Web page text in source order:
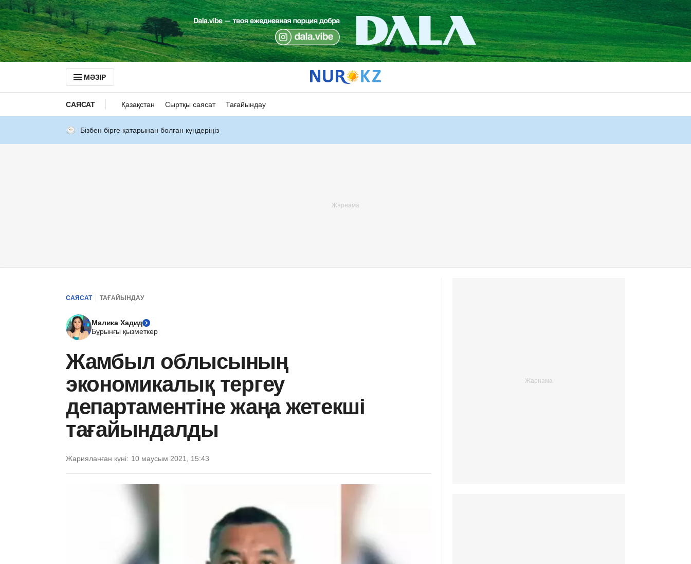
МӘЗІР
САЯСАТ Қазақстан Сыртқы саясат Тағайындау
Бізбен бірге қатарынан болған күндеріңіз
САЯСАТ ТАҒАЙЫНДАУ
Малика Хадид
Бұрынғы қызметкер
Жамбыл облысының
экономикалық тергеу
департаментіне жаңа жетекші
тағайындалды
Жарияланған күні: 10 маусым 2021, 15:43